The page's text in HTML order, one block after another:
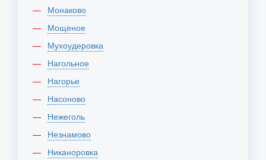
Монаково
Мощеное
Мухоудеровка
Нагольное
Нагорье
Насоново
Нежеголь
Незнамово
Никаноровка